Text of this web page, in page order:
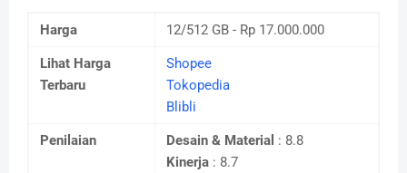
Harga 12/512 GB - Rp 17.000.000
Lihat Harga
Terbaru
Shopee
Tokopedia
Blibli
Penilaian Desain & Material : 8.8
Kinerja : 8.7